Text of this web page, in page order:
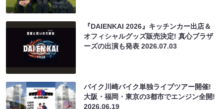
『DAIENKAI 2026』キッチンカー出店＆
オフィシャルグッズ販売決定! 真心ブラザ
ーズの出演も発表2026.07.03
バイク川崎バイク単独ライブツアー開催!
大阪・福岡・東京の3都市でエンジン全開!
2026.06.19